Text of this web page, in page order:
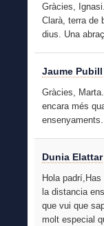
Gràcies,
Clarà, terra de
dius. Una
Jaume Pubill
Gràcies,
encara més
Dunia Elattar
Hola
la distancia
que vui que
molt especial